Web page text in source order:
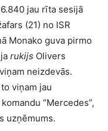
jau rīta sesijā
(21) no ISR
Monako guva pirmo
rukijs Olivers
neizdevās.
viņam jau
“Mercedes”,
uzņēmums.